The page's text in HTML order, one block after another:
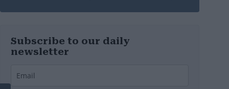
Subscribe to our daily
newsletter